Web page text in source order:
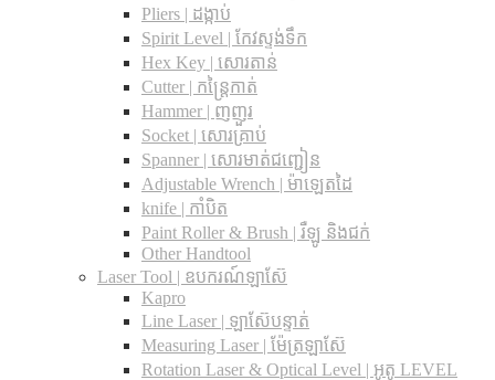
Pliers | ដង្កាប់
Spirit Level | កែវស្ទង់ទឹក
Hex Key | សោរតាន់
Cutter | កន្រ្តៃកាត់
Hammer | ញញួរ
Socket | សោរគ្រាប់
Spanner |​ សោរមាត់ជញ្ជៀន
Adjustable Wrench |​ ម៉ាឡេតដៃ
knife | កាំបិត
Paint Roller & Brush | រឺឡូ និងជក់
Other Handtool
Laser Tool | ឧបករណ៍ឡាស៊ែ
Kapro
Line Laser | ឡាស៊ែបន្ទាត់
Measuring Laser | ម៉ែត្រឡាស៊ែ
Rotation Laser & Optical Level | អូតូ LEVEL